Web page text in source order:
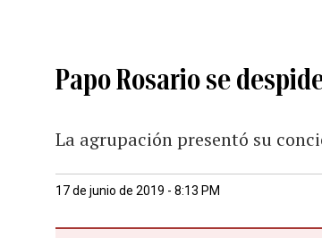
Papo Rosario se
La agrupación presentó su
17 de junio de 2019 - 8:13 PM